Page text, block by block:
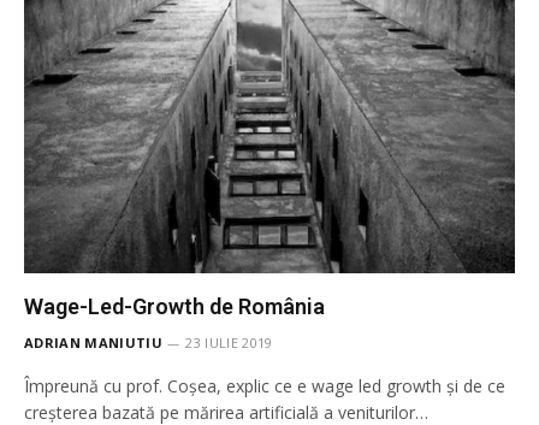
Wage-Led-Growth de România
ADRIAN MANIUTIU 23 IULIE 2019
Împreună cu prof. Coșea, explic ce e wage led growth și de ce
creșterea bazată pe mărirea artificială a veniturilor…